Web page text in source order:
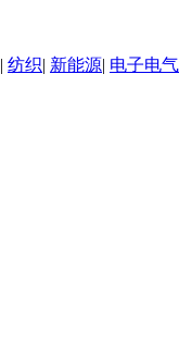
| 纺织| 新能源| 电子电气